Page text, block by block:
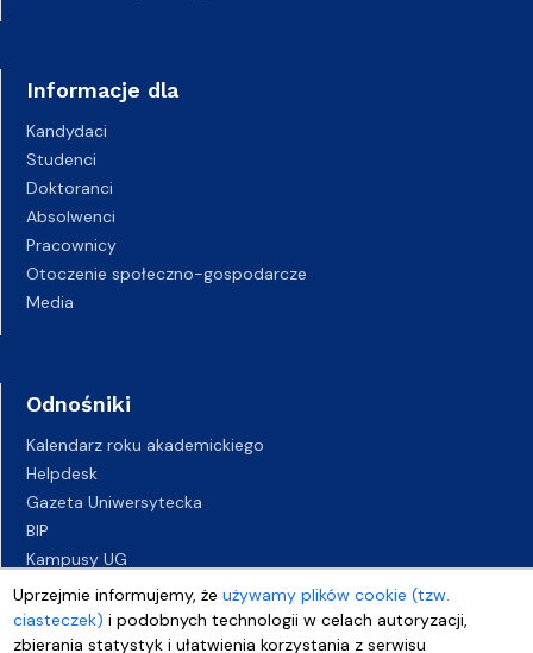
Uprzejmie informujemy, żeużywamy plików cookie (tzw.
ciasteczek) i podobnych technologii w celach autoryzacji,
zbierania statystyk i ułatwienia korzystania z serwisu
Informacje dla
Kandydaci
Studenci
Doktoranci
Absolwenci
Pracownicy
Otoczenie społeczno-gospodarcze
Media
Odnośniki
Kalendarz roku akademickiego
Helpdesk
Gazeta Uniwersytecka
BIP
Kampusy UG
Biuro Karier UG
Oferty pracy
Deklaracja dostępności